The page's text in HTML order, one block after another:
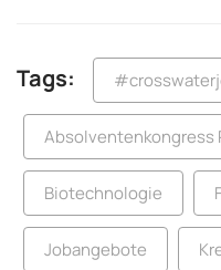
Tags:
Absolventenkongress
Biotechnologie
Jobangebote